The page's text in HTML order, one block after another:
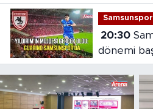
Samsunspor
20:30Samsunspor'da Gabriele
dönemi